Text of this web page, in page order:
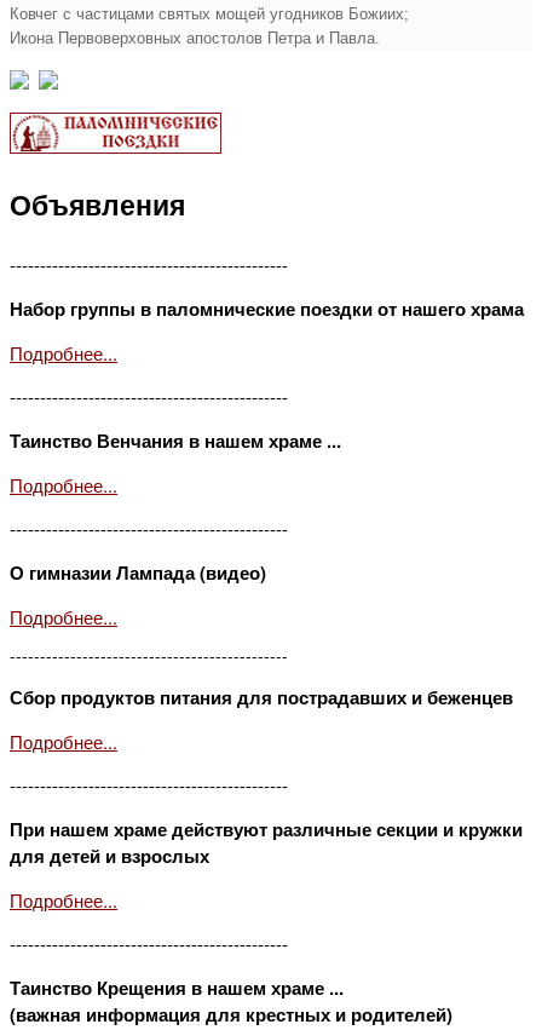
Ковчег с частицами святых мощей угодников Божиих;
Икона Первоверховных апостолов Петра и Павла.
Объявления
----------------------------------------------
Набор группы в паломнические поездки от нашего храма
Подробнее...
----------------------------------------------
Таинство Венчания в нашем храме ...
Подробнее...
----------------------------------------------
О гимназии Лампада (видео)
Подробнее...
----------------------------------------------
Сбор продуктов питания для пострадавших и беженцев
Подробнее...
----------------------------------------------
При нашем храме действуют различные секции и кружки
для детей и взрослых
Подробнее...
----------------------------------------------
Таинство Крещения в нашем храме ...
(важная информация для крестных и родителей)